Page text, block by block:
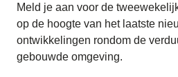
Meld je aan voor de
op de hoogte van het laatste
ontwikkelingen rondom de
gebouwde omgeving.